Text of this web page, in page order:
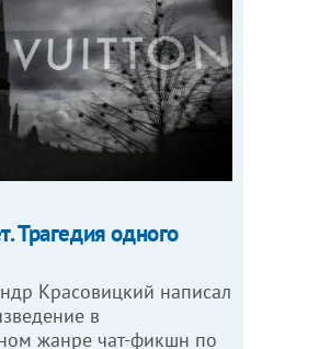
Трагедия одного
Красовицкий написал
в
жанре чат-фикшн по